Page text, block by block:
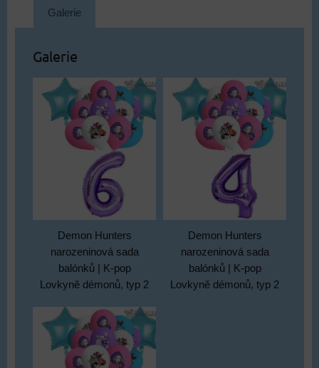
Galerie
Galerie
Demon Hunters
narozeninová sada
balónků | K-pop
Lovkyně démonů, typ 2
Demon Hunters
narozeninová sada
balónků | K-pop
Lovkyně démonů, typ 2